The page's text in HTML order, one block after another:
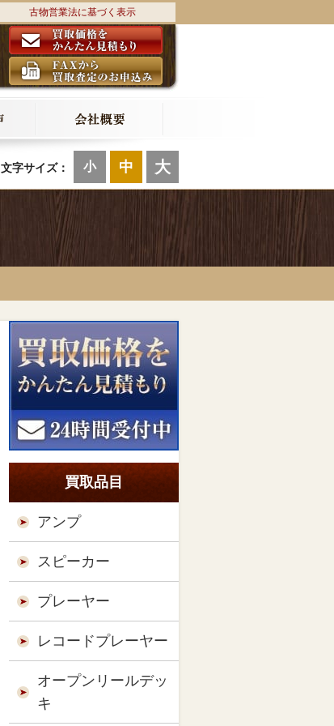
古物営業法に基づく表示
文字サイズ： 小 中 大
買取品目
アンプ
スピーカー
プレーヤー
レコードプレーヤー
オープンリールデッ
キ